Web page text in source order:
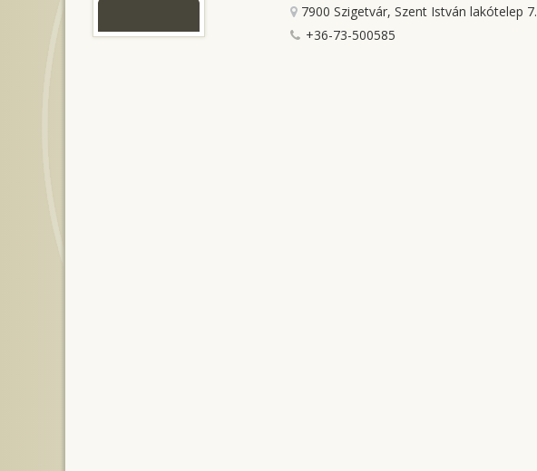
7900 Szigetvár, Szent István lakótelep 7.
+36-73-500585